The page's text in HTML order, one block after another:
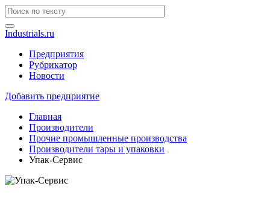
Industrials.ru
Предприятия
Рубрикатор
Новости
Добавить предприятие
Главная
Производители
Прочие промышленные производства
Производители тары и упаковки
Упак-Сервис